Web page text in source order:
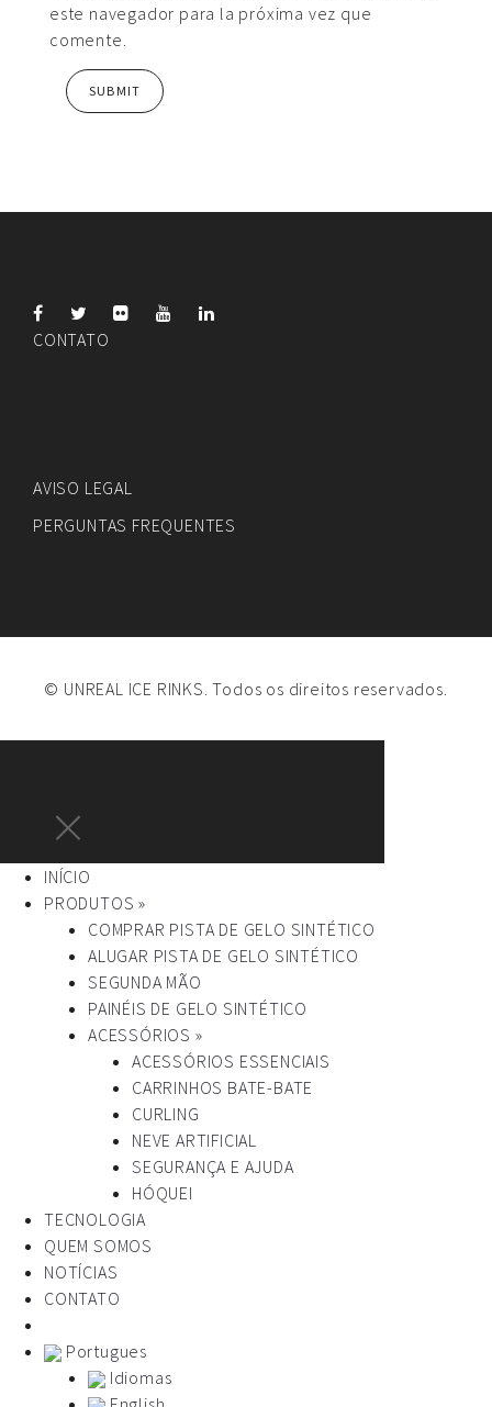
este navegador para la próxima vez que
comente.
CONTATO
AVISO LEGAL
PERGUNTAS FREQUENTES
© UNREAL ICE RINKS. Todos os direitos reservados.
INÍCIO
PRODUTOS »
COMPRAR PISTA DE GELO SINTÉTICO
ALUGAR PISTA DE GELO SINTÉTICO
SEGUNDA MÃO
PAINÉIS DE GELO SINTÉTICO
ACESSÓRIOS »
ACESSÓRIOS ESSENCIAIS
CARRINHOS BATE-BATE
CURLING
NEVE ARTIFICIAL
SEGURANÇA E AJUDA
HÓQUEI
TECNOLOGIA
QUEM SOMOS
NOTÍCIAS
CONTATO
Portugues
Idiomas